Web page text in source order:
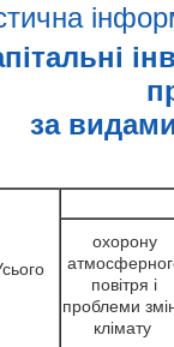
за
охорону
повітря і
проблеми
клімату